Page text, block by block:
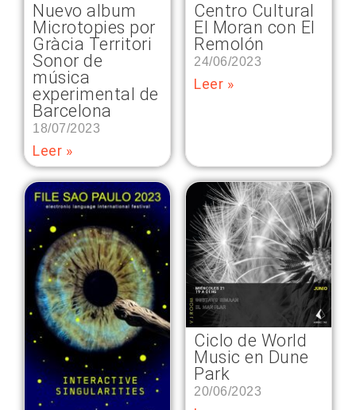
Nuevo album
Microtopies por
Gràcia Territori
Sonor de
música
experimental de
Barcelona
18/07/2023
Leer »
Centro Cultural
El Moran con El
Remolón
24/06/2023
Leer »
Ciclo de World
Music en Dune
Park
20/06/2023